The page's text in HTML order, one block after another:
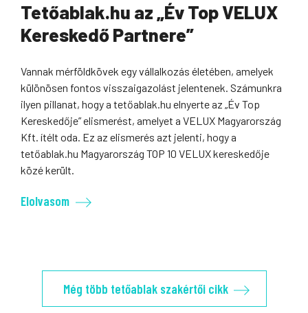
Tetőablak.hu az „Év Top VELUX
Kereskedő Partnere”
Vannak mérföldkövek egy vállalkozás életében, amelyek
különösen fontos visszaigazolást jelentenek. Számunkra
ilyen pillanat, hogy a tetőablak.hu elnyerte az „Év Top
Kereskedője” elismerést, amelyet a VELUX Magyarország
Kft. ítélt oda. Ez az elismerés azt jelenti, hogy a
tetőablak.hu Magyarország TOP 10 VELUX kereskedője
közé került.
Elolvasom
Még több tetőablak szakértői cikk